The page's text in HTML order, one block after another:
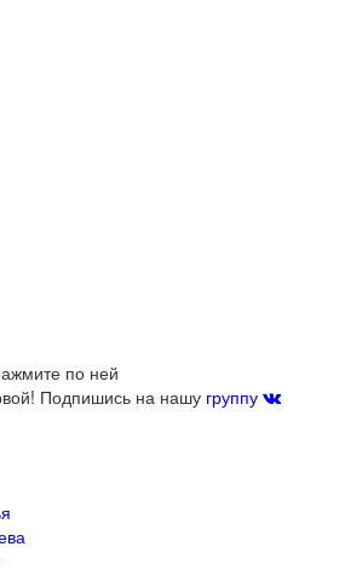
по ней
Подпишись на нашу группу